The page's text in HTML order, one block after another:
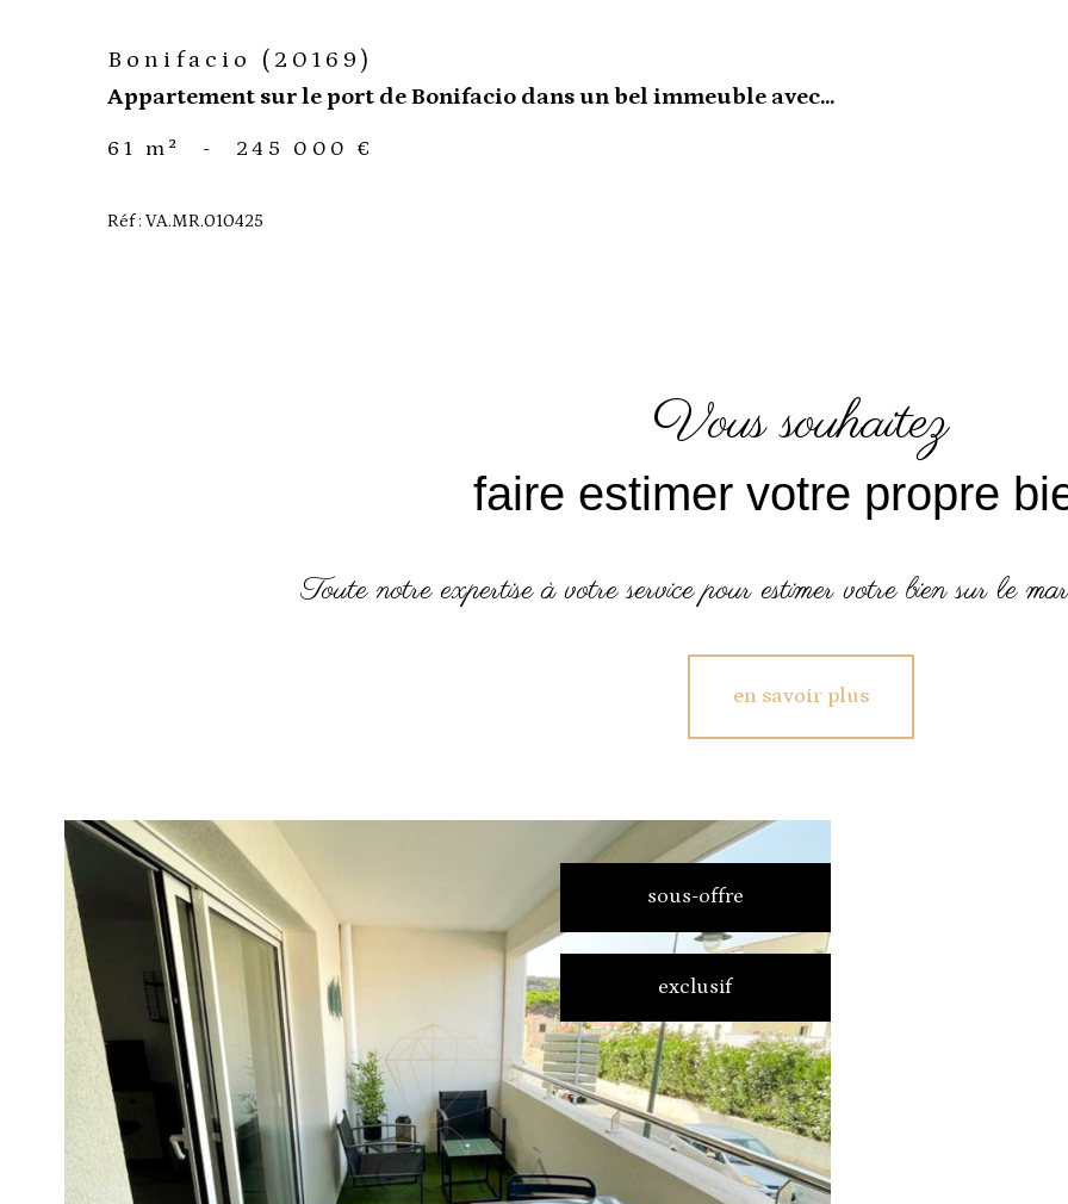
Bonifacio (20169)
Appartement sur le port de Bonifacio dans un bel immeuble avec...
61 m² - 245 000 €
Réf : VA.MR.010425
vous souhaitez
faire estimer votre propre
Toute notre expertise à votre service pour estimer votre bien sur le
en savoir plus
sous-offre
exclusif
voir le
bien